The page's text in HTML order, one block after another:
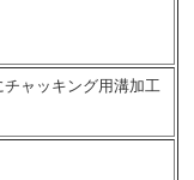
ャッキング用溝加工